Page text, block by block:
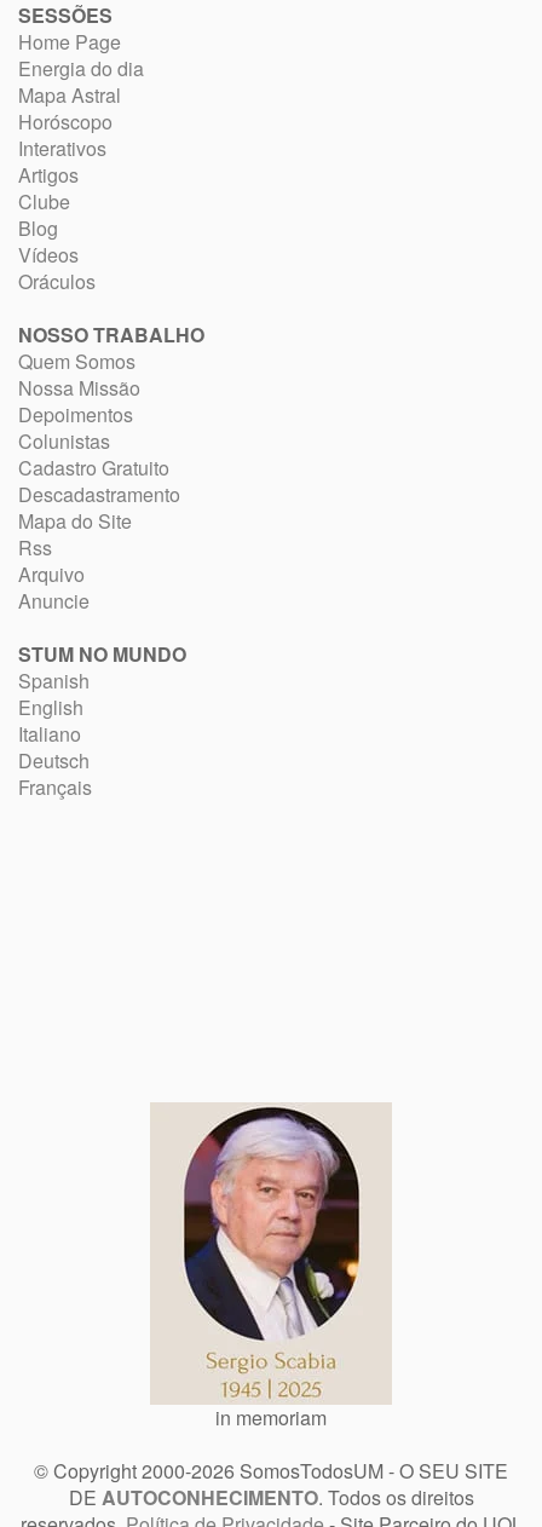
SESSÕES
Home Page
Energia do dia
Mapa Astral
Horóscopo
Interativos
Artigos
Clube
Blog
Vídeos
Oráculos
NOSSO TRABALHO
Quem Somos
Nossa Missão
Depoimentos
Colunistas
Cadastro Gratuito
Descadastramento
Mapa do Site
Rss
Arquivo
Anuncie
STUM NO MUNDO
Spanish
English
Italiano
Deutsch
Français
in memoriam
© Copyright 2000-2026 SomosTodosUM - O SEU SITE
DE AUTOCONHECIMENTO. Todos os direitos